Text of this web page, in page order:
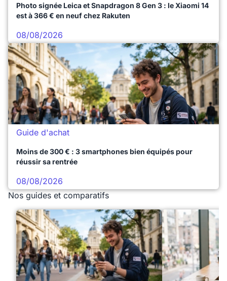
Photo signée Leica et Snapdragon 8 Gen 3 : le Xiaomi 14
est à 366 € en neuf chez Rakuten
08/08/2026
Guide d'achat
Moins de 300 € : 3 smartphones bien équipés pour
réussir sa rentrée
08/08/2026
Nos guides et comparatifs